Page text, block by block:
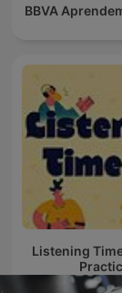
BBVA
Listening